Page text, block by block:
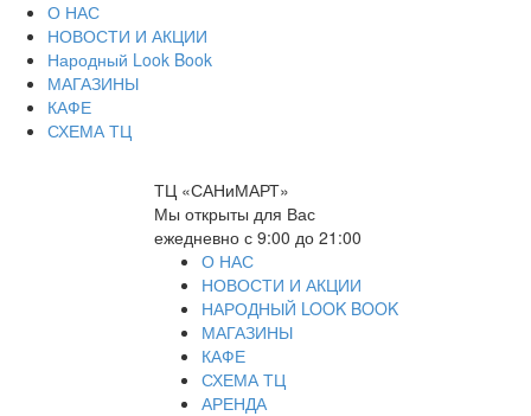
О НАС
НОВОСТИ И АКЦИИ
Народный Look Book
МАГАЗИНЫ
КАФЕ
СХЕМА ТЦ
ТЦ «САНиМАРТ»
Мы открыты для Вас
ежедневно с 9:00 до 21:00
О НАС
НОВОСТИ И АКЦИИ
НАРОДНЫЙ LOOK BOOK
МАГАЗИНЫ
КАФЕ
СХЕМА ТЦ
АРЕНДА